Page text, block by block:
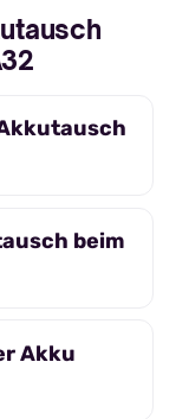
beim
Akku